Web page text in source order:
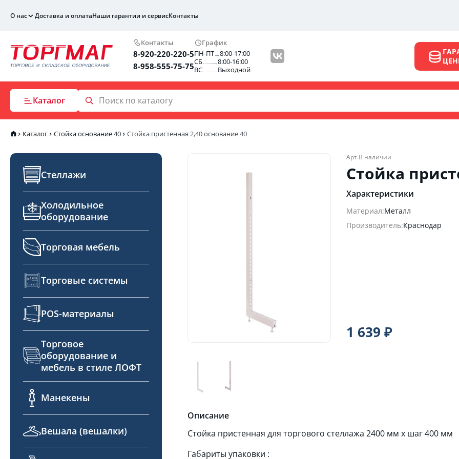
О нас Доставка и оплатаНаши гарантии и сервисКонтакты
Контакты
8-920-220-220-5
8-958-555-75-75
График
ПН-ПТ
8:00-17:00
СБ
8:00-16:00
ВС
Выходной
Каталог
Каталог Стойка основание 40 Стойка пристенная 2,40 основание 40
Стеллажи
Холодильное
оборудование
Торговая мебель
Торговые системы
POS-материалы
Торговое
оборудование и
мебель в стиле ЛОФТ
Манекены
Вешала (вешалки)
Арт.В наличии
Стойка
Характеристики
Материал:Металл
Производитель:Краснодар
1 639 ₽
Описание
Стойка пристенная для торгового стеллажа 2400 мм х шаг 400 мм
Габариты упаковки :